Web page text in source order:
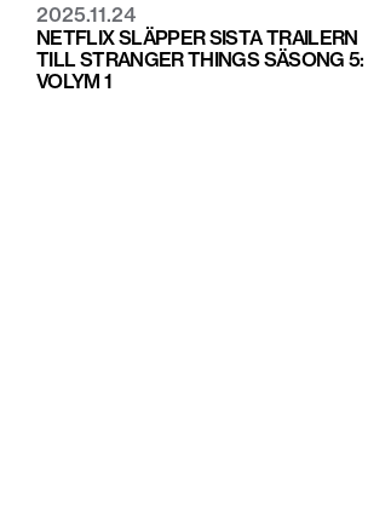
2025.11.24
NETFLIX SLÄPPER SISTA TRAILERN
TILL STRANGER THINGS SÄSONG 5:
VOLYM 1